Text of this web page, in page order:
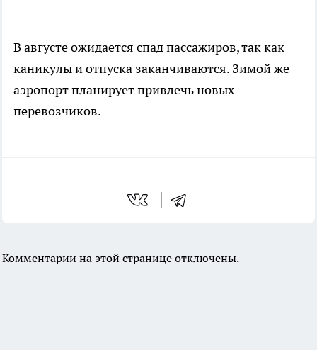
В августе ожидается спад пассажиров, так как
каникулы и отпуска заканчиваются. Зимой же
аэропорт планирует привлечь новых
перевозчиков.
Комментарии на этой странице отключены.